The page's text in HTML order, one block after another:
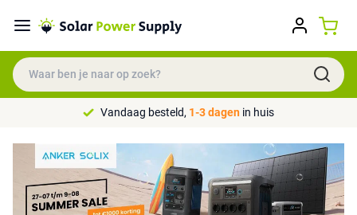
Vandaag besteld, 1-3 dagen in huis